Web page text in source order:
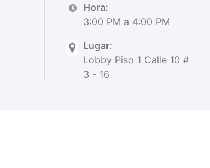
Hora:
3:00 PM a 4:00 PM
Lugar:
Lobby Piso 1 Calle 10 #
3 - 16